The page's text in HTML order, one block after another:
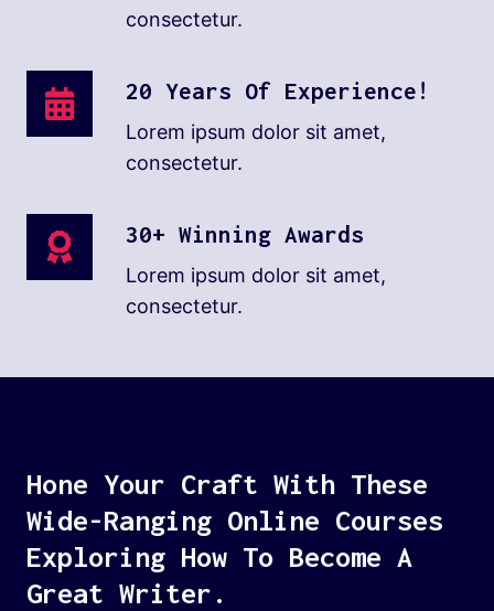
consectetur.
20 Years Of Experience!
Lorem ipsum dolor sit amet,
consectetur.
30+ Winning Awards
Lorem ipsum dolor sit amet,
consectetur.
Hone Your Craft With These
Wide-Ranging Online Courses
Exploring How To Become A
Great Writer.